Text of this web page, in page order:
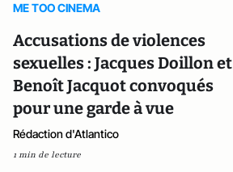
ME TOO CINEMA
Accusations de violences
sexuelles : Jacques Doillon et
Benoît Jacquot convoqués
pour une garde à vue
Rédaction d'Atlantico
1 min de lecture